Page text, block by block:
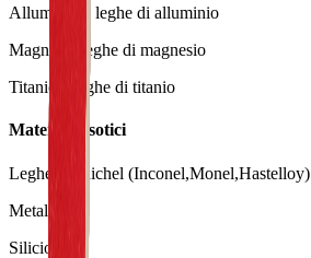
Alluminio e leghe di alluminio
Magnesio leghe di magnesio
Titanio e leghe di titanio
Materiali esotici
Leghe del nichel (Inconel,Monel,Hastelloy)
Metalli duri
Silicio